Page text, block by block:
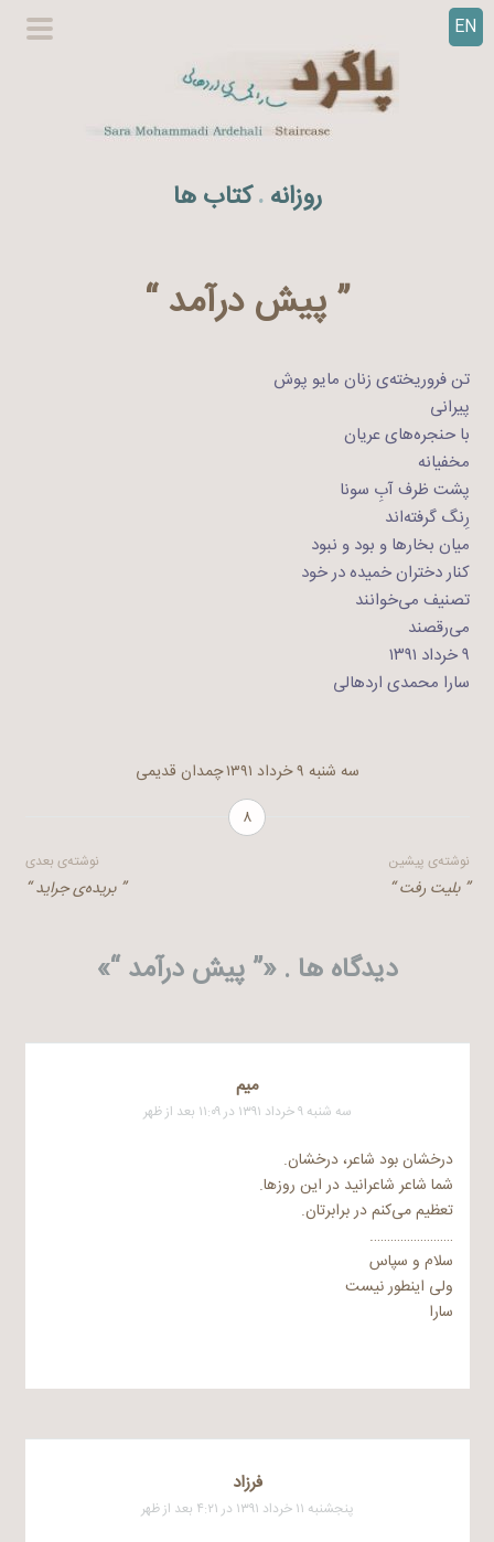
EN
روزانه . کتاب ها
” پیش درآمد “
تن فروریخته‌ی زنان مایو‌ پوش
پیرانی
با حنجره‌های عریان
مخفیانه
پشت ظرف آبِ سونا
رِنگ گرفته‌اند
میان بخارها و بود و نبود
کنار دختران خمیده در خود
تصنیف می‌خوانند
می‌رقصند
۹ خرداد ۱۳۹۱
سارا محمدی اردهالی
سه شنبه ۹ خرداد ۱۳۹۱
چمدان قدیمی
۸
راهبری
نوشته‌ی پیشین
” بلیت رفت “
نوشته‌ی بعدی
” بریده‌ی جراید “
دیدگاه ها . «” پیش درآمد “»
میم
سه شنبه ۹ خرداد ۱۳۹۱ در ۱۱:۰۹ بعد از ظهر
درخشان بود شاعر، درخشان.
شما شاعر شاعرانید در این روزها.
تعظیم می‌کنم در برابرتان.
…………………….
سلام و سپاس
ولی اینطور نیست
سارا
فرزاد
پنجشنبه ۱۱ خرداد ۱۳۹۱ در ۴:۲۱ بعد از ظهر